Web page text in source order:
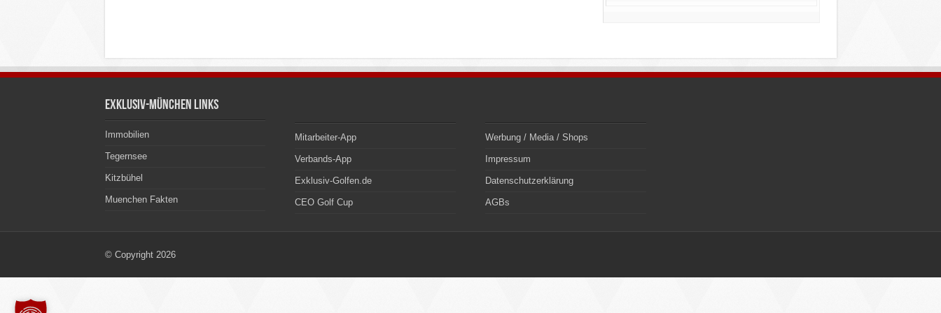
Exklusiv-München Links
Immobilien
Tegernsee
Kitzbühel
Muenchen Fakten
Mitarbeiter-App
Verbands-App
Exklusiv-Golfen.de
CEO Golf Cup
Werbung / Media / Shops
Impressum
Datenschutzerklärung
AGBs
© Copyright 2026